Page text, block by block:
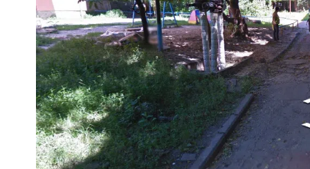
ПОЛІЦІЯ ПОЛТАВЩИНИ РОЗШУКУЄ 62-РІЧНУ
ЛЮДМИЛУ ТИМЧЕНКО
26 листопада 2025 0